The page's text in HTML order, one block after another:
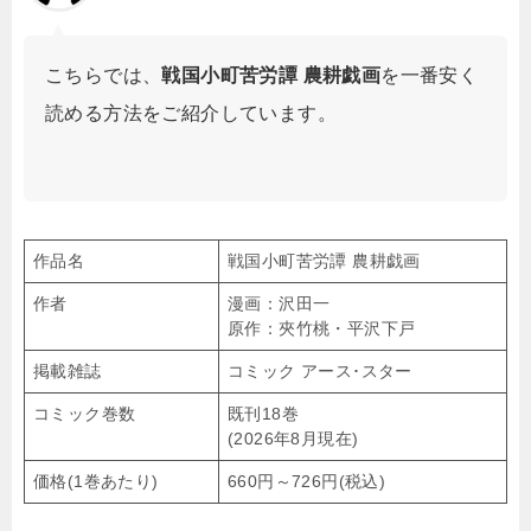
こちらでは、戦国小町苦労譚 農耕戯画を一番安く
読める方法をご紹介しています。
作品名 戦国小町苦労譚 農耕戯画
作者
漫画：沢田一
原作：夾竹桃・平沢下戸
掲載雑誌 コミック アース･スター
コミック巻数
既刊18巻
(2026年8月現在)
価格(1巻あたり) 660円～726円(税込)